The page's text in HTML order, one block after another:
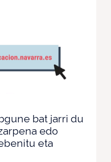
bat jarri du
edo
eta